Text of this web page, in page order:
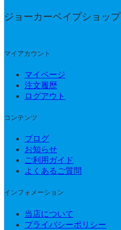
ジョーカーベイプショップ
マイアカウント
マイページ
注文履歴
ログアウト
コンテンツ
ブログ
お知らせ
ご利用ガイド
よくあるご質問
インフォメーション
当店について
プライバシーポリシー